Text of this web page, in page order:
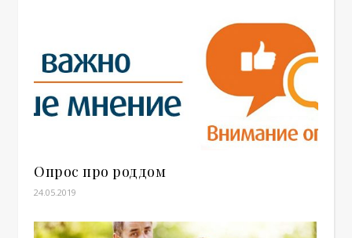
Опрос про роддом
24.05.2019